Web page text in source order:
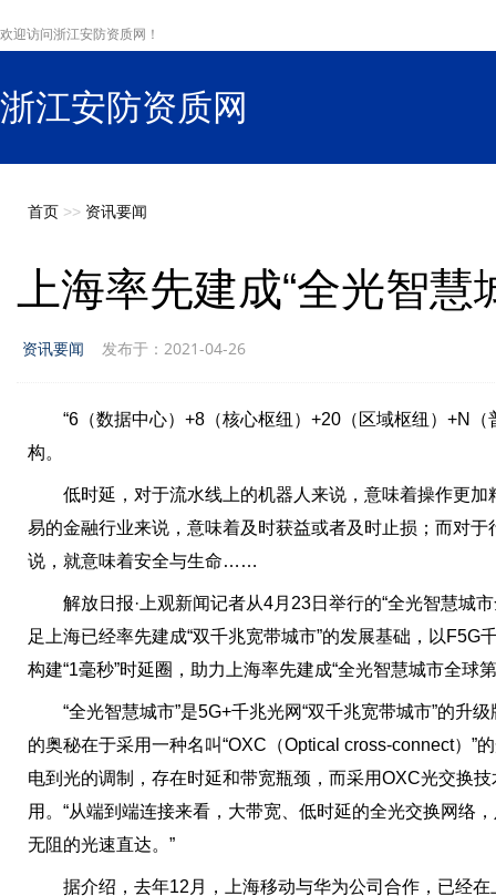
欢迎访问浙江安防资质网！
浙江安防资质网
首页 >> 资讯要闻
上海率先建成“全光智
资讯要闻 发布于：2021-04-26
“6（数据中心）+8（核心枢纽）+20（区域枢纽）+N（
构。
低时延，对于流水线上的机器人来说，意味着操作更加
易的金融行业来说，意味着及时获益或者及时止损；而对
说，就意味着安全与生命……
解放日报·上观新闻记者从4月23日举行的“全光智慧城市
足上海已经率先建成“双千兆宽带城市”的发展基础，以F5G
构建“1毫秒”时延圈，助力上海率先建成“全光智慧城市全球
“全光智慧城市”是5G+千兆光网“双千兆宽带城市”的升
的奥秘在于采用一种名叫“OXC（Optical cross-connect）”
电到光的调制，存在时延和带宽瓶颈，而采用OXC光交换
用。“从端到端连接来看，大带宽、低时延的全光交换网络
无阻的光速直达。”
据介绍，去年12月，上海移动与华为公司合作，已经在